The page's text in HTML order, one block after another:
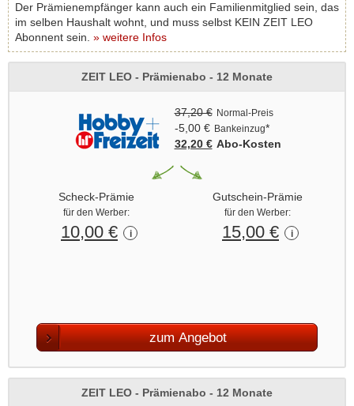
Der Prämienempfänger kann auch ein Familienmitglied sein, das
im selben Haushalt wohnt, und muss selbst KEIN ZEIT LEO
Abonnent sein. » weitere Infos
ZEIT LEO - Prämienabo - 12 Monate
37,20 € Normal-Preis
-5,00 € Bankeinzug*
32,20 € Abo‑Kosten
Scheck-Prämie
für den Werber:
10,00 € i
Gutschein-Prämie
für den Werber:
15,00 € i
zum Angebot
ZEIT LEO - Prämienabo - 12 Monate